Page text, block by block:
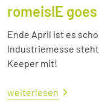
romeisIE
Ende April ist es
Industriemesse
Keeper mit!
weiterlesen